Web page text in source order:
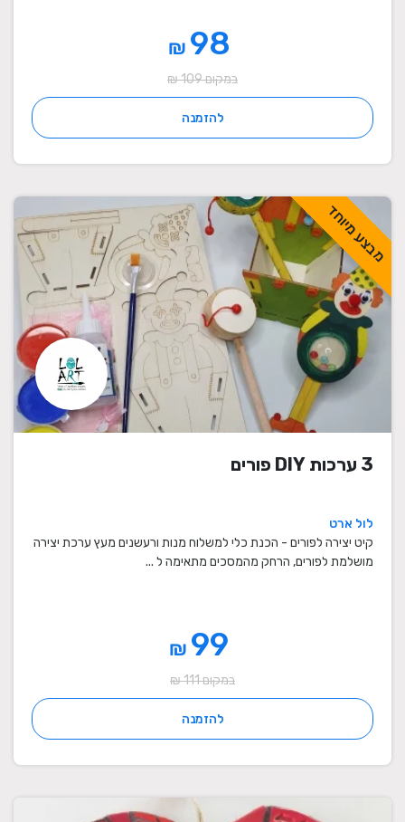
₪
במקום 109 ₪
להזמנה
מבצע מיוחד
3 ערכות DIY פורים
לול ארט
קיט יצירה לפורים - הכנת כלי למשלוח מנות ורעשנים מעץ ערכת יצירה
מושלמת לפורים, הרחק מהמסכים מתאימה ל ...
₪
במקום 111 ₪
להזמנה